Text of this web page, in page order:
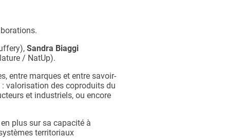
Sandra Biaggi
/ NatUp).
entre marques et entre savoir-
valorisation des coproduits du
et industriels, ou encore
plus sur sa capacité à
territoriaux